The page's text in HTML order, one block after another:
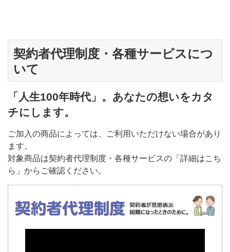
契約者代理制度・各種サービスにつ
いて
「人生100年時代」。あなたの想いをカタ
チにします。
ご加入の商品によっては、ご利用いただけない場合があり
ます。
対象商品は契約者代理制度・各種サービスの「詳細はこち
ら」からご確認ください。